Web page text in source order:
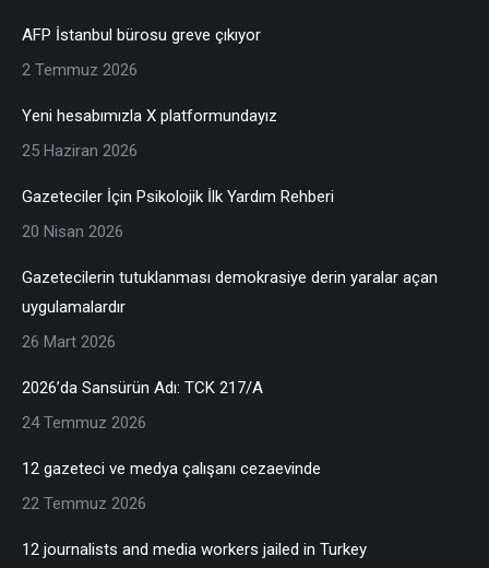
AFP İstanbul bürosu greve çıkıyor
2 Temmuz 2026
Yeni hesabımızla X platformundayız
25 Haziran 2026
Gazeteciler İçin Psikolojik İlk Yardım Rehberi
20 Nisan 2026
Gazetecilerin tutuklanması demokrasiye derin yaralar açan
uygulamalardır
26 Mart 2026
2026’da Sansürün Adı: TCK 217/A
24 Temmuz 2026
12 gazeteci ve medya çalışanı cezaevinde
22 Temmuz 2026
12 journalists and media workers jailed in Turkey